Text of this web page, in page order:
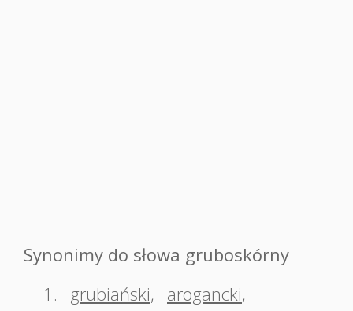
Synonimy do słowa gruboskórny
1.
grubiański, arogancki,